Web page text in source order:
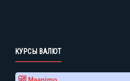
КУРСЫ ВАЛЮТ